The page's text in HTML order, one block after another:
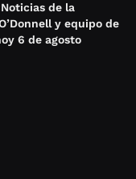
de la
y equipo de
6 de agosto